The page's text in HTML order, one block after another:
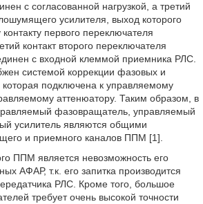
с согласованной нагрузкой, а третий
усилителя, выход которого
первого переключателя
контакт второго переключателя
с входной клеммой приемника РЛС.
системой коррекции фазовых и
подключена к управляемому
аттенюатору. Таким образом, в
фазовращатель, управляемый
усилитель являются общими
и приемного каналов ППМ [1].
ППМ является невозможность его
АФАР, т.к. его запитка производится
РЛС. Кроме того, большое
требует очень высокой точности